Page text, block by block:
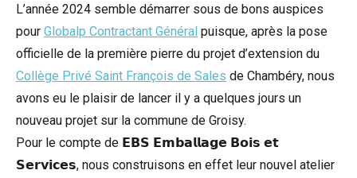
L’année 2024 semble démarrer sous de bons auspices
pour Globalp Contractant Général puisque, après la pose
officielle de la première pierre du projet d’extension du
Collège Privé Saint François de Sales de Chambéry, nous
avons eu le plaisir de lancer il y a quelques jours un
nouveau projet sur la commune de Groisy.
Pour le compte de 𝗘𝗕𝗦 𝗘𝗺𝗯𝗮𝗹𝗹𝗮𝗴𝗲 𝗕𝗼𝗶𝘀 𝗲𝘁
𝗦𝗲𝗿𝘃𝗶𝗰𝗲𝘀, nous construisons en effet leur nouvel atelier